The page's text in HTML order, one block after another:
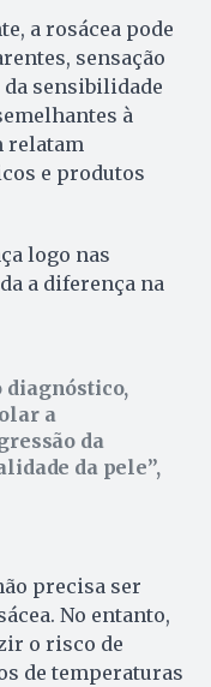
a rosácea pode
sensação
da sensibilidade
à
relatam
e produtos
logo nas
a diferença na
diagnóstico,
a
da
da pele”,
precisa ser
No entanto,
o risco de
de temperaturas